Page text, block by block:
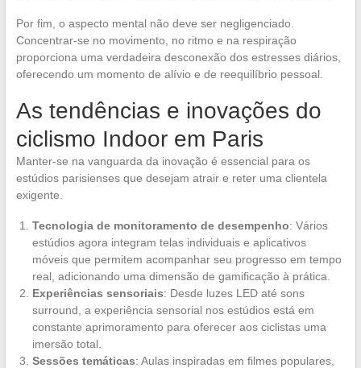
Por fim, o aspecto mental não deve ser negligenciado.
Concentrar-se no movimento, no ritmo e na respiração
proporciona uma verdadeira desconexão dos estresses diários,
oferecendo um momento de alívio e de reequilíbrio pessoal.
As tendências e inovações do
ciclismo Indoor em Paris
Manter-se na vanguarda da inovação é essencial para os
estúdios parisienses que desejam atrair e reter uma clientela
exigente.
Tecnologia de monitoramento de desempenho: Vários
estúdios agora integram telas individuais e aplicativos
móveis que permitem acompanhar seu progresso em tempo
real, adicionando uma dimensão de gamificação à prática.
Experiências sensoriais: Desde luzes LED até sons
surround, a experiência sensorial nos estúdios está em
constante aprimoramento para oferecer aos ciclistas uma
imersão total.
Sessões temáticas: Aulas inspiradas em filmes populares,